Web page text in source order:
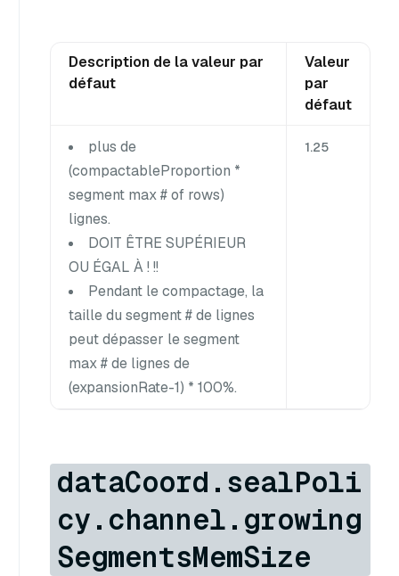
Description de la valeur par
défaut
Valeur
par
défaut
plus de
(compactableProportion *
segment max # of rows)
lignes.
DOIT ÊTRE SUPÉRIEUR
OU ÉGAL À! !!
Pendant le compactage, la
taille du segment # de lignes
peut dépasser le segment
max # de lignes de
(expansionRate-1) * 100%.
1.25
dataCoord.sealPoli
cy.channel.growing
SegmentsMemSize